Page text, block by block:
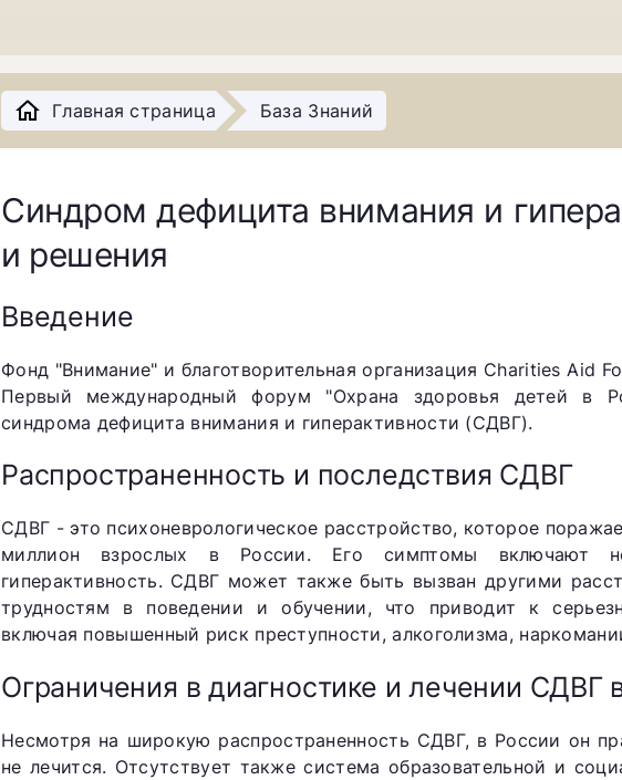
Главная страница База Знаний
Синдром дефицита внимания и
и решения
Введение
Фонд "Внимание" и благотворительная организация Charities Aid
Первый международный форум "Охрана здоровья детей в
синдрома дефицита внимания и гиперактивности (СДВГ).
Распространенность и последствия СДВГ
СДВГ - это психоневрологическое расстройство, которое
миллион взрослых в России. Его симптомы включают
гиперактивность. СДВГ может также быть вызван другими
трудностям в поведении и обучении, что приводит к
включая повышенный риск преступности, алкоголизма,
Ограничения в диагностике и лечении СДВГ
Несмотря на широкую распространенность СДВГ, в России он
не лечится. Отсутствует также система образовательной и